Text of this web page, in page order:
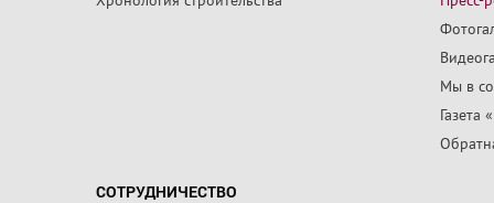
Мы в
Газета
СОТРУДНИЧЕСТВО